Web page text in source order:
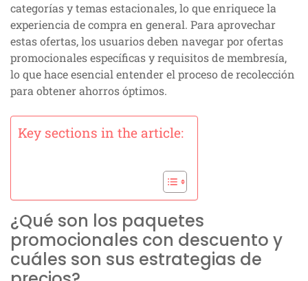
categorías y temas estacionales, lo que enriquece la
experiencia de compra en general. Para aprovechar
estas ofertas, los usuarios deben navegar por ofertas
promocionales específicas y requisitos de membresía,
lo que hace esencial entender el proceso de recolección
para obtener ahorros óptimos.
Key sections in the article:
¿Qué son los paquetes
promocionales con descuento y
cuáles son sus estrategias de